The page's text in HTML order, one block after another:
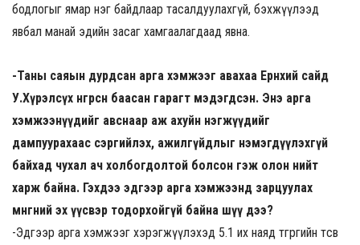
бодлогыг ямар нэг байдлаар тасалдуулахгүй, бэхжүүлээд
явбал манай эдийн засаг хамгаалагдаад явна.
-Таны саяын дурдсан арга хэмжээг авахаа Ерөнхий сайд
У.Хүрэлсүх өнгөрсөн баасан гарагт мэдэгдсэн. Энэ арга
хэмжээнүүдийг авснаар аж ахуйн нэгжүүдийг
дампуурахаас сэргийлэх, ажилгүйдлыг нэмэгдүүлэхгүй
байхад чухал ач холбогдолтой болсон гэж олон нийт
харж байна. Гэхдээ эдгээр арга хэмжээнд зарцуулах
мөнгөний эх үүсвэр тодорхойгүй байна шүү дээ?
-Эдгээр арга хэмжээг хэрэгжүүлэхэд 5.1 их наяд төгрөгийн төсөв